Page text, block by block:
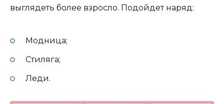
выглядеть более взросло. Подойдет наряд:
Модница;
Стиляга;
Леди.